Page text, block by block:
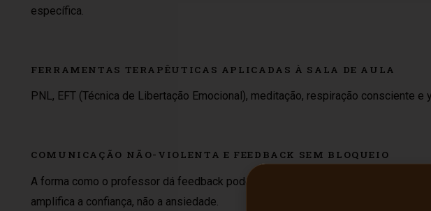
específica.
FERRAMENTAS TERAPÊUTICAS APLICADAS À SALA DE AULA
PNL, EFT (Técnica de Libertação Emocional), meditação, respiração consciente
COMUNICAÇÃO NÃO-VIOLENTA E FEEDBACK SEM BLOQUEIO
A forma como o professor dá feedback pode destravar ou aprofundar o
amplifica a confiança, não a ansiedade.